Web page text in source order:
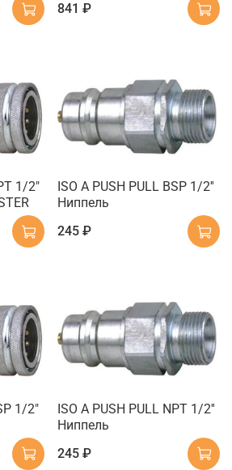
841 ₽
1/2"
ISO A PUSH PULL BSP 1/2''
Ниппель
245 ₽
1/2"
ISO A PUSH PULL NPT 1/2''
Ниппель
245 ₽